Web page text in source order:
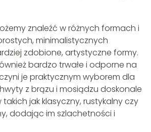
znaleźć w różnych formach i
minimalistycznych
zdobione, artystyczne formy.
bardzo trwałe i odporne na
je praktycznym wyborem dla
z brązu i mosiądzu doskonale
jak klasyczny, rustykalny czy
dodając im szlachetności i